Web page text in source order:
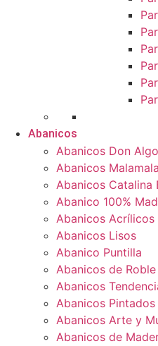
Abanicos
Abanicos Don
Abanicos
Abanicos Catalina
Abanico 100%
Abanicos Acrílicos
Abanicos Lisos
Abanico Puntilla
Abanicos de Roble
Abanicos
Abanicos Pintados
Abanicos Arte y
Abanicos de